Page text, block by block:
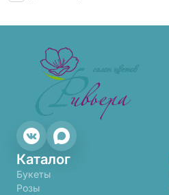
Каталог
Букеты
Розы